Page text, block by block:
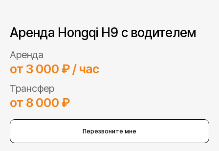
Аренда Hongqi H9 с водителем
Аренда
от 3 000 ₽ / час
Трансфер
от 8 000 ₽
Перезвоните мне